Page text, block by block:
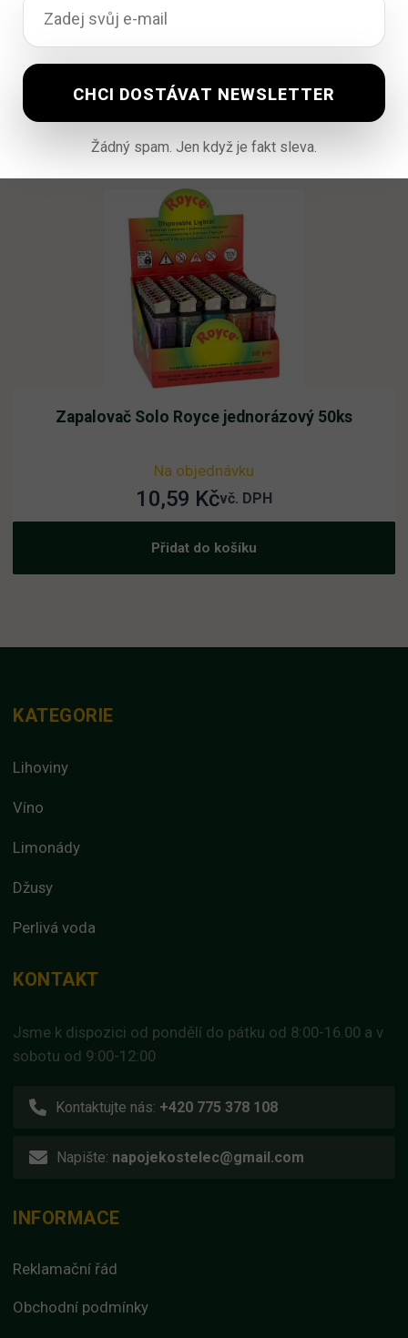
139,32Kčvč. DPH
Zapalovač Solo Royce jednorázový 50ks
Na objednávku
10,59 Kčvč. DPH
Přidat do košíku
KATEGORIE
Lihoviny
Víno
Limonády
Džusy
Perlivá voda
KONTAKT
Jsme k dispozici od pondělí do pátku od 8:00-16.00 a v
sobotu od 9:00-12:00
Kontaktujte nás: +420 775 378 108
Napište: napojekostelec@gmail.com
INFORMACE
Reklamační řád
Obchodní podmínky
Žádný spam. Jen když je fakt sleva.